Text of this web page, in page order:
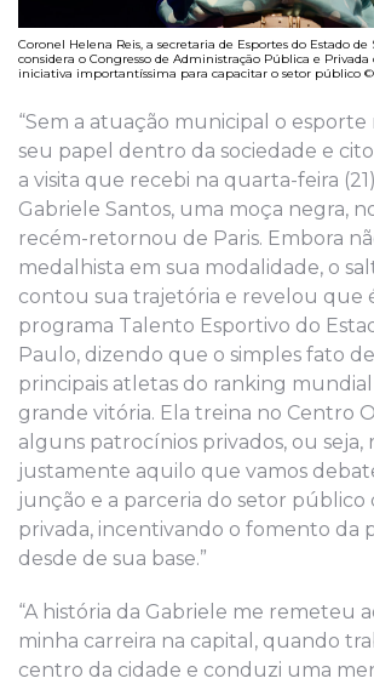
Coronel Helena Reis, a secretaria de Esportes do Estado
considera o Congresso de Administração Pública e
iniciativa importantíssima para capacitar o setor público
“Sem a atuação municipal o
seu papel dentro da sociedade e
a visita que recebi na quarta-feira
Gabriele Santos, uma moça negra,
recém-retornou de Paris. Embora
medalhista em sua modalidade, o
contou sua trajetória e revelou que
programa Talento Esportivo do
Paulo, dizendo que o simples fato
principais atletas do ranking
grande vitória. Ela treina no Centro
alguns patrocínios privados, ou seja,
justamente aquilo que vamos
junção e a parceria do setor público
privada, incentivando o fomento da
desde de sua base.”
“A história da Gabriele me remeteu
minha carreira na capital, quando
centro da cidade e conduzi uma